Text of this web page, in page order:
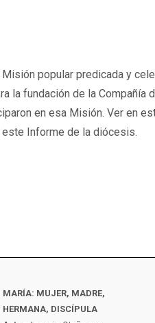
popular predicada y
la fundación de la Compañía
en esa Misión. Ver en
Informe de la diócesis.
MARÍA: MUJER, MADRE,
HERMANA, DISCÍPULA